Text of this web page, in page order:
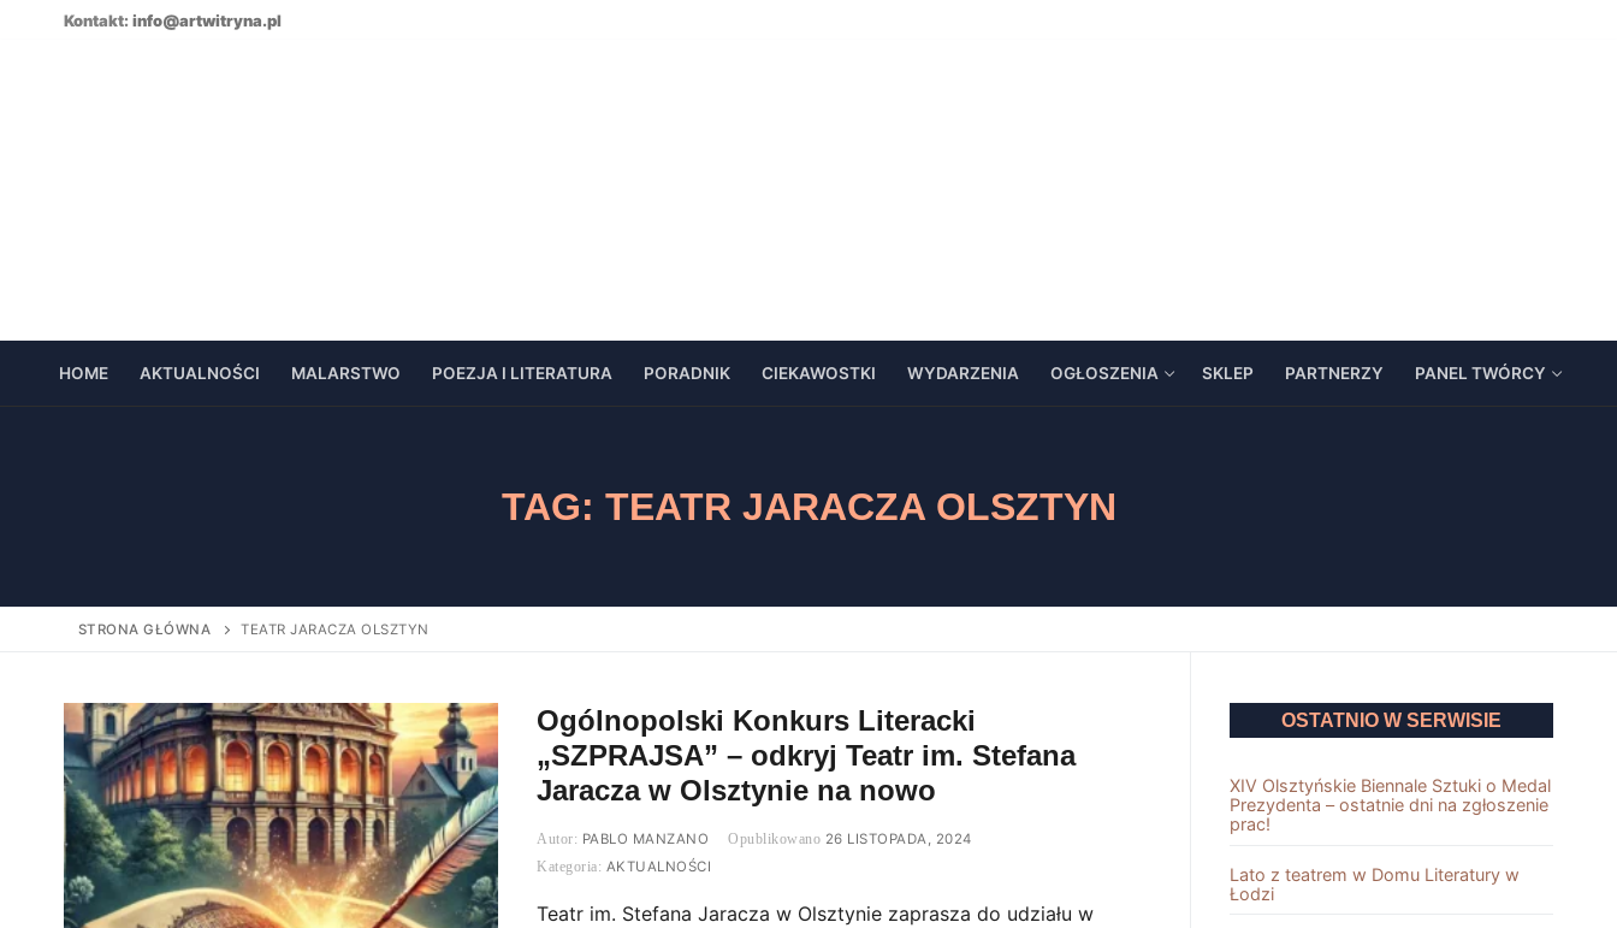
Kontakt: info@artwitryna.pl
HOME AKTUALNOŚCI MALARSTWO POEZJA I LITERATURA PORADNIK CIEKAWOSTKI WYDARZENIA OGŁOSZENIA SKLEP PARTNERZY PANEL TWÓRCY
TAG: TEATR JARACZA OLSZTYN
STRONA GŁÓWNA TEATR JARACZA OLSZTYN
Ogólnopolski Konkurs Literacki
„SZPRAJSA” – odkryj Teatr im. Stefana
Jaracza w Olsztynie na nowo
PABLO MANZANO
26 LISTOPADA, 2024
AKTUALNOŚCI
Teatr im. Stefana Jaracza w Olsztynie zaprasza do udziału w
OSTATNIO W SERWISIE
XIV Olsztyńskie Biennale Sztuki o Medal
Prezydenta – ostatnie dni na zgłoszenie
prac!
Lato z teatrem w Domu Literatury w
Łodzi